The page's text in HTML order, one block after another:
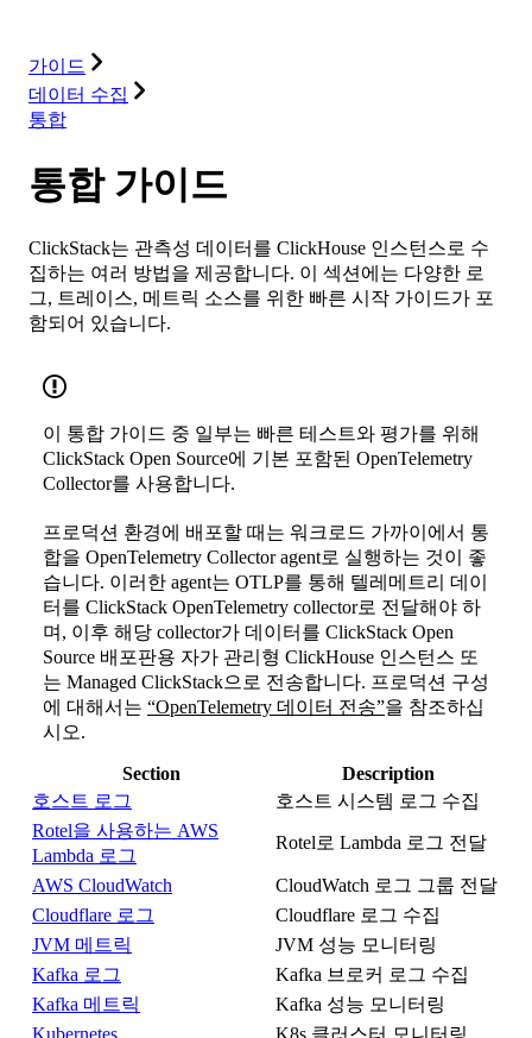
가이드
데이터 수집
통합
통합 가이드
ClickStack는 관측성 데이터를 ClickHouse 인스턴스로 수
집하는 여러 방법을 제공합니다. 이 섹션에는 다양한 로
그, 트레이스, 메트릭 소스를 위한 빠른 시작 가이드가 포
함되어 있습니다.
이 통합 가이드 중 일부는 빠른 테스트와 평가를 위해
ClickStack Open Source에 기본 포함된 OpenTelemetry
Collector를 사용합니다.
프로덕션 환경에 배포할 때는 워크로드 가까이에서 통
합을 OpenTelemetry Collector agent로 실행하는 것이 좋
습니다. 이러한 agent는 OTLP를 통해 텔레메트리 데이
터를 ClickStack OpenTelemetry collector로 전달해야 하
며, 이후 해당 collector가 데이터를 ClickStack Open
Source 배포판용 자가 관리형 ClickHouse 인스턴스 또
는 Managed ClickStack으로 전송합니다. 프로덕션 구성
에 대해서는 “OpenTelemetry 데이터 전송”을 참조하십
시오.
Section
Description
호스트 로그
호스트 시스템 로그 수집
Rotel을 사용하는 AWS
Lambda 로그
Rotel로 Lambda 로그 전달
AWS CloudWatch
CloudWatch 로그 그룹 전달
Cloudflare 로그
Cloudflare 로그 수집
JVM 메트릭
JVM 성능 모니터링
Kafka 로그
Kafka 브로커 로그 수집
Kafka 메트릭
Kafka 성능 모니터링